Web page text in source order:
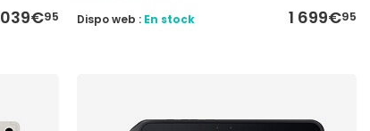
95 1 699€95
Dispo web : En stock